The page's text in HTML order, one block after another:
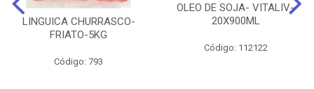
LINGUICA CHURRASCO-
FRIATO-5KG
Código: 793
OLEO DE SOJA- VITALIV-
20X900ML
Código: 112122